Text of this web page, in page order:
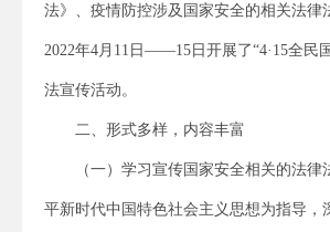
法》、疫情防控涉及国家安全的相关法律
2022年4月11日——15日开展了“4·15全民
法宣传活动。
二、形式多样，内容丰富
（一）学习宣传国家安全相关的法律
平新时代中国特色社会主义思想为指导，